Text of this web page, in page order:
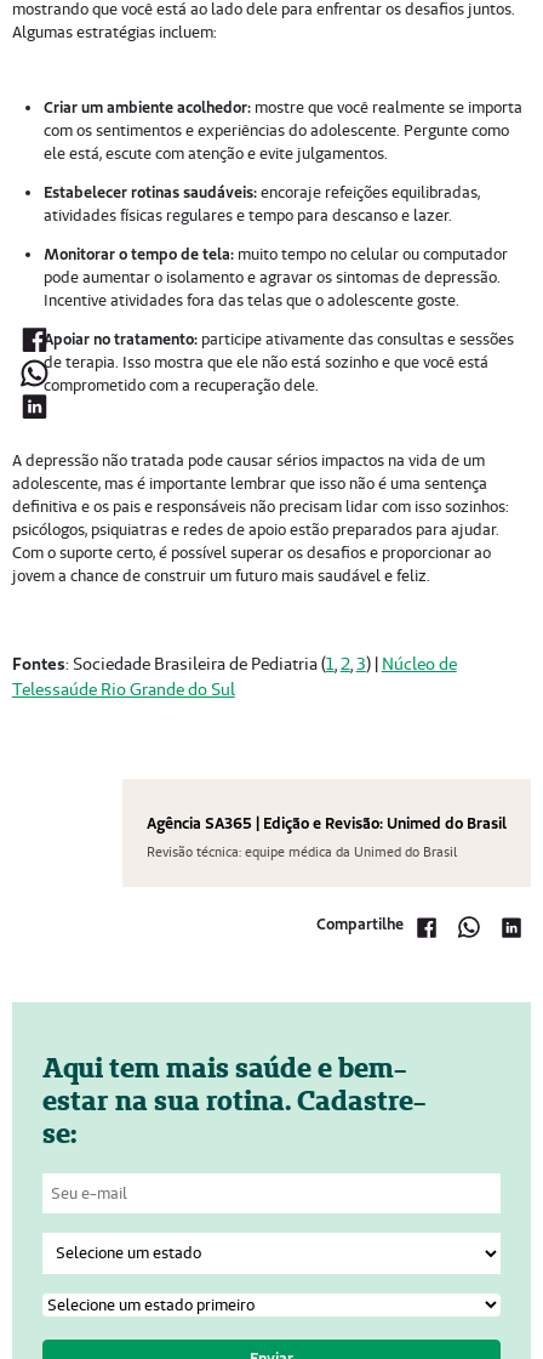
mostrando que você está ao lado dele para enfrentar os desafios juntos.
Algumas estratégias incluem:
Criar um ambiente acolhedor:mostre que você realmente se importa
com os sentimentos e experiências do adolescente. Pergunte como
ele está, escute com atenção e evite julgamentos.
Estabelecer rotinas saudáveis:encoraje refeições equilibradas,
atividades físicas regulares e tempo para descanso e lazer.
Monitorar o tempo de tela: muito tempo no celular ou computador
pode aumentar o isolamento e agravar os sintomas de depressão.
Incentive atividades fora das telas que o adolescente goste.
Apoiar no tratamento:participe ativamente das consultas e sessões
de terapia. Isso mostra que ele não está sozinho e que você está
comprometido com a recuperação dele.
A depressão não tratada pode causar sérios impactos na vida de um
adolescente, mas é importante lembrar que isso não é uma sentença
definitiva e os pais e responsáveis não precisam lidar com isso sozinhos:
psicólogos, psiquiatras e redes de apoio estão preparados para ajudar.
Com o suporte certo, é possível superar os desafios e proporcionar ao
jovem a chance de construir um futuro mais saudável e feliz.
Fontes: Sociedade Brasileira de Pediatria (1,2,3) | Núcleo de
Telessaúde Rio Grande do Sul
Agência SA365 | Edição e Revisão: Unimed do Brasil
Revisão técnica: equipe médica da Unimed do Brasil
Compartilhe
Aqui tem mais saúde e bem-
estar na sua rotina. Cadastre-
se: